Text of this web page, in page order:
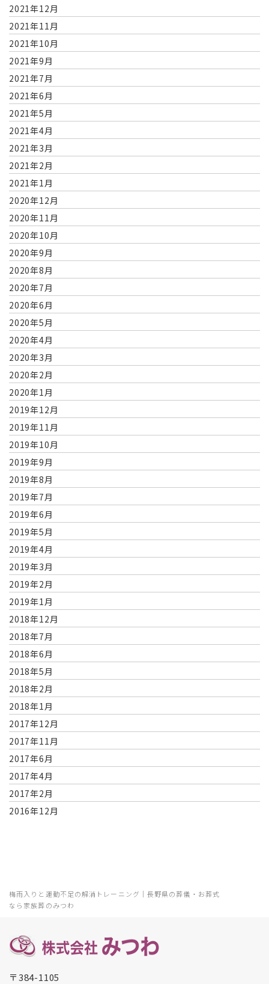
梅雨入りと運動不足の解消トレーニング｜長野県の葬儀・お葬式
なら家族葬のみつわ
2021年12月
2021年11月
2021年10月
2021年9月
2021年7月
2021年6月
2021年5月
2021年4月
2021年3月
2021年2月
2021年1月
2020年12月
2020年11月
2020年10月
2020年9月
2020年8月
2020年7月
2020年6月
2020年5月
2020年4月
2020年3月
2020年2月
2020年1月
2019年12月
2019年11月
2019年10月
2019年9月
2019年8月
2019年7月
2019年6月
2019年5月
2019年4月
2019年3月
2019年2月
2019年1月
2018年12月
2018年7月
2018年6月
2018年5月
2018年2月
2018年1月
2017年12月
2017年11月
2017年6月
2017年4月
2017年2月
2016年12月
〒384-1105